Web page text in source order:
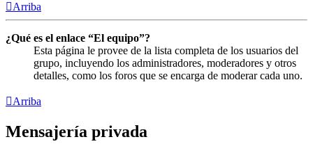
Arriba
¿Qué es el enlace “El equipo”?
Esta página le provee de la lista completa de los usuarios del
grupo, incluyendo los administradores, moderadores y otros
detalles, como los foros que se encarga de moderar cada uno.
Arriba
Mensajería privada